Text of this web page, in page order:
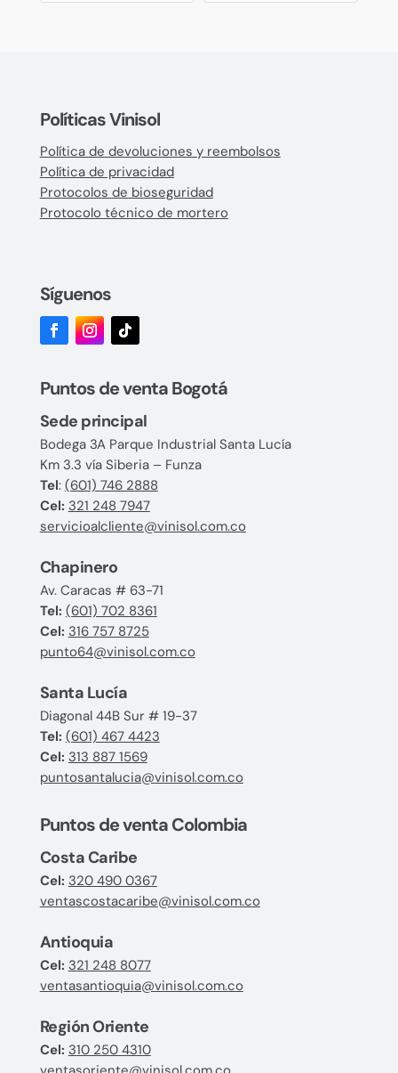
Políticas Vinisol
Política de devoluciones y reembolsos
Política de privacidad
Protocolos de bioseguridad
Protocolo técnico de mortero
Síguenos
Puntos de venta Bogotá
Sede principal
Bodega 3A Parque Industrial Santa Lucía
Km 3.3 vía Siberia – Funza
Tel: (601) 746 2888
Cel: 321 248 7947
servicioalcliente@vinisol.com.co
Chapinero
Av. Caracas # 63-71
Tel: (601) 702 8361
Cel: 316 757 8725
punto64@vinisol.com.co
Santa Lucía
Diagonal 44B Sur # 19-37
Tel: (601) 467 4423
Cel: 313 887 1569
puntosantalucia@vinisol.com.co
Puntos de venta Colombia
Costa Caribe
Cel: 320 490 0367
ventascostacaribe@vinisol.com.co
Antioquia
Cel: 321 248 8077
ventasantioquia@vinisol.com.co
Región Oriente
Cel: 310 250 4310